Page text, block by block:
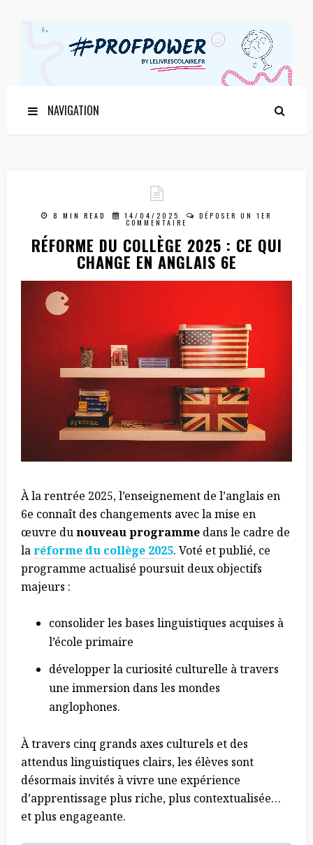
NAVIGATION
8 MIN READ 14/04/2025 DÉPOSER UN 1ER
COMMENTAIRE
RÉFORME DU COLLÈGE 2025 : CE QUI
CHANGE EN ANGLAIS 6E
À la rentrée 2025, l’enseignement de l’anglais en
6e connaît des changements avec la mise en
œuvre dunouveau programme dans le cadre de
laréforme du collège 2025. Voté et publié, ce
programme actualisé poursuit deux objectifs
majeurs :
consolider les bases linguistiques acquises à
l’école primaire
développer la curiosité culturelle à travers
une immersion dans les mondes
anglophones.
À travers cinq grands axes culturels et des
attendus linguistiques clairs, les élèves sont
désormais invités à vivre une expérience
d’apprentissage plus riche, plus contextualisée…
et plus engageante.